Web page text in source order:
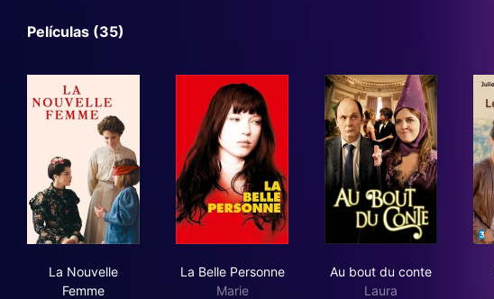
Películas (35)
La Nouvelle
Femme
La Belle Personne
Marie
Au bout du conte
Laura